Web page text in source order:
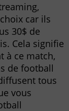
car ils
30$ de
Cela signifie
à ce match,
de football
tous
vous